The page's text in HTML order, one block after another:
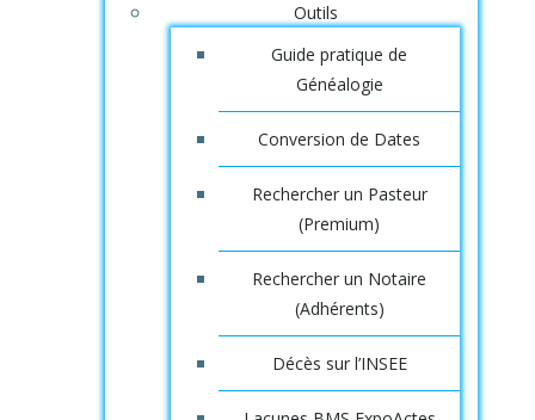
Outils
Guide pratique de
Généalogie
Conversion de Dates
Rechercher un Pasteur
(Premium)
Rechercher un Notaire
(Adhérents)
Décès sur l’INSEE